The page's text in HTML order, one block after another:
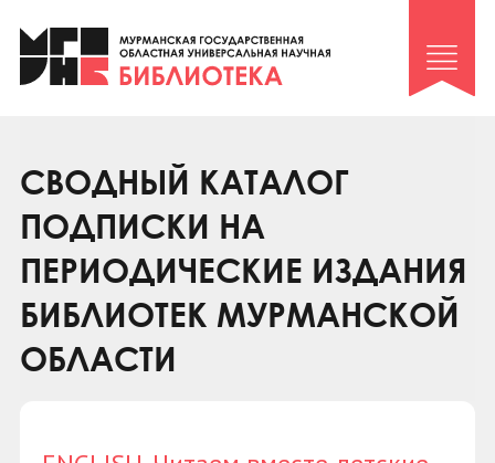
Клуб «Гиря и сельдерей»
Клуб «Семейный архив»
Коллегам
Контакты
СВОДНЫЙ КАТАЛОГ
ПОДПИСКИ НА
ПЕРИОДИЧЕСКИЕ ИЗДАНИЯ
БИБЛИОТЕК МУРМАНСКОЙ
ОБЛАСТИ